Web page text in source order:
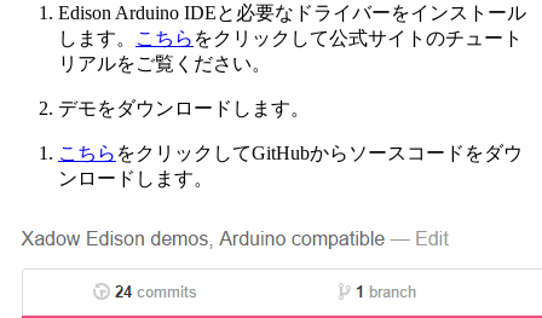
Edison Arduino IDEと必要なドライバーをインストール
します。
こちら をクリックして公式サイトのチュート
リアルをご覧ください。
デモをダウンロードします。
こちら をクリックしてGitHubからソースコードをダウ
ンロードします。